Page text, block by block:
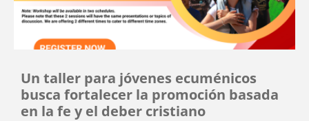
Un taller para jóvenes ecuménicos
busca fortalecer la promoción basada
en la fe y el deber cristiano